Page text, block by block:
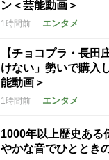
ン＜芸能動画＞
1時間前 エンタメ
【チョコプラ・長田
けない」勢いで購入
能動画＞
1時間前 エンタメ
1000年以上歴史ある
やかな音でひととき